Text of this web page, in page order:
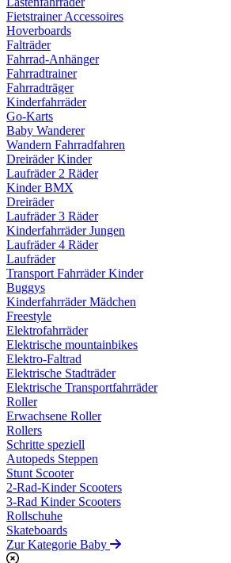
Fietstrainer Accessoires
Hoverboards
Falträder
Fahrrad-Anhänger
Fahrradtrainer
Fahrradträger
Kinderfahrräder
Go-Karts
Baby Wanderer
Wandern Fahrradfahren
Dreiräder Kinder
Laufräder 2 Räder
Kinder BMX
Dreiräder
Laufräder 3 Räder
Kinderfahrräder Jungen
Laufräder 4 Räder
Laufräder
Transport Fahrräder Kinder
Buggys
Kinderfahrräder Mädchen
Freestyle
Elektrofahrräder
Elektrische mountainbikes
Elektro-Faltrad
Elektrische Stadträder
Elektrische Transportfahrräder
Roller
Erwachsene Roller
Rollers
Schritte speziell
Autopeds Steppen
Stunt Scooter
2-Rad-Kinder Scooters
3-Rad Kinder Scooters
Rollschuhe
Skateboards
Zur Kategorie Baby